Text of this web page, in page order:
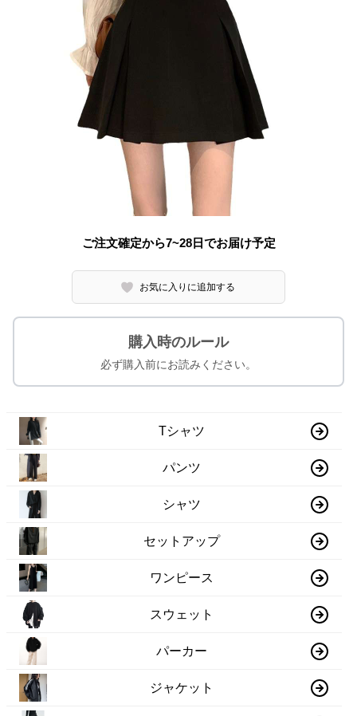
ご注文確定から7~28日でお届け予定
お気に入りに追加する
購入時のルール
必ず購入前にお読みください。
Tシャツ
パンツ
シャツ
セットアップ
ワンピース
スウェット
パーカー
ジャケット